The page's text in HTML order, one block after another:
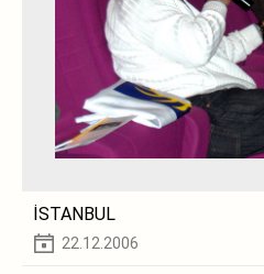
İSTANBUL
22.12.2006